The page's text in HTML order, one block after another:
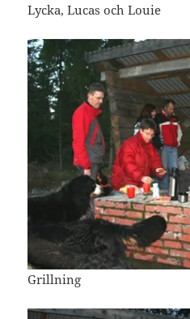
Lycka, Lucas och Louie
Grillning